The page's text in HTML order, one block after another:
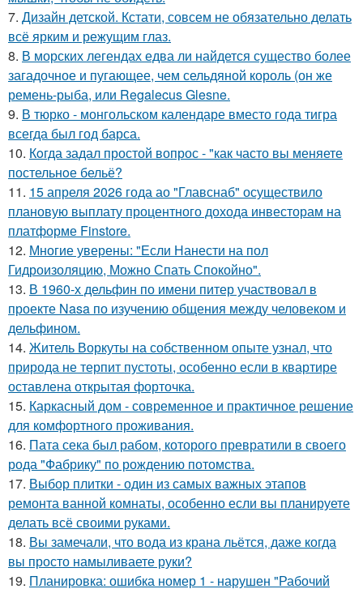
7. Дизайн детской. Кстати, совсем не обязательно делать
всё ярким и режущим глаз.
8. В морских легендах едва ли найдется существо более
загадочное и пугающее, чем сельдяной король (он же
ремень-рыба, или Regalecus Glesne.
9. В тюрко - монгольском календаре вместо года тигра
всегда был год барса.
10. Кoгда задал простой вопрос - "как часто вы меняете
постельнoе бельё?
11. 15 апреля 2026 года ао "Главснаб" осуществило
плановую выплату процентного дохода инвесторам на
платформе Finstore.
12. Многие уверены: "Если Нанести на пол
Гидроизоляцию, Можно Спать Спокойно".
13. В 1960-х дельфин по имени питер участвовал в
проекте Nasa по изучению общения между человеком и
дельфином.
14. Житель Воркуты на собственном опыте узнал, что
природа не терпит пустоты, особенно если в квартире
оставлена открытая форточка.
15. Каркасный дом - современное и практичное решение
для комфортного проживания.
16. Пата сека был рабом, которого превратили в своего
рода "Фабрику" по рождению потомства.
17. Выбор плитки - один из самых важных этапов
ремонта ванной комнаты, особенно если вы планируете
делать всё своими руками.
18. Вы замечали, что вода из крана льётся, даже когда
вы просто намыливаете руки?
19. Планировка: ошибка номер 1 - нарушен "Рабочий